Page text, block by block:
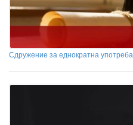
Сдружение за еднократна употреба